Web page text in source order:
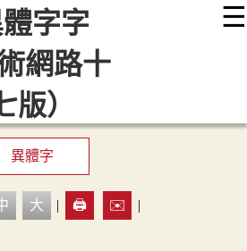
☰
編輯說明
站導覽
異體字
大 | 🖨️ ✉️ |